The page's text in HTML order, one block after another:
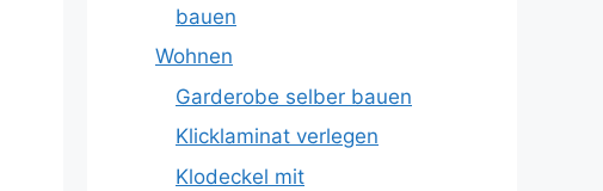
bauen
Wohnen
Garderobe selber bauen
Klicklaminat verlegen
Klodeckel mit